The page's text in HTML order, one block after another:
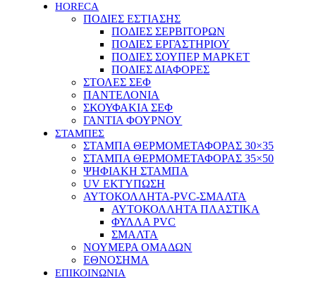
HORECA
ΠΟΔΙΕΣ ΕΣΤΙΑΣΗΣ
ΠΟΔΙΕΣ ΣΕΡΒΙΤΟΡΩΝ
ΠΟΔΙΕΣ ΕΡΓΑΣΤΗΡΙΟΥ
ΠΟΔΙΕΣ ΣΟΥΠΕΡ ΜΑΡΚΕΤ
ΠΟΔΙΕΣ ΔΙΑΦΟΡΕΣ
ΣΤΟΛΕΣ ΣΕΦ
ΠΑΝΤΕΛΟΝΙΑ
ΣΚΟΥΦΑΚΙΑ ΣΕΦ
ΓΑΝΤΙΑ ΦΟΥΡΝΟΥ
ΣΤΑΜΠΕΣ
ΣΤΑΜΠΑ ΘΕΡΜΟΜΕΤΑΦΟΡΑΣ 30×35
ΣΤΑΜΠΑ ΘΕΡΜΟΜΕΤΑΦΟΡΑΣ 35×50
ΨΗΦΙΑΚΗ ΣΤΑΜΠΑ
UV ΕΚΤΥΠΩΣΗ
ΑΥΤΟΚΟΛΛΗΤΑ-PVC-ΣΜΑΛΤΑ
ΑΥΤΟΚΟΛΛΗΤΑ ΠΛΑΣΤΙΚΑ
ΦΥΛΛΑ PVC
ΣΜΑΛΤΑ
ΝΟΥΜΕΡΑ ΟΜΑΔΩΝ
ΕΘΝΟΣΗΜΑ
ΕΠΙΚΟΙΝΩΝΙΑ